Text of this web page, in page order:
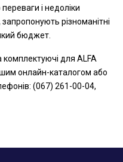
і недоліки
запропонують різноманітні
бюджет.
для ALFA
онлайн-каталогом або
(067) 261-00-04,